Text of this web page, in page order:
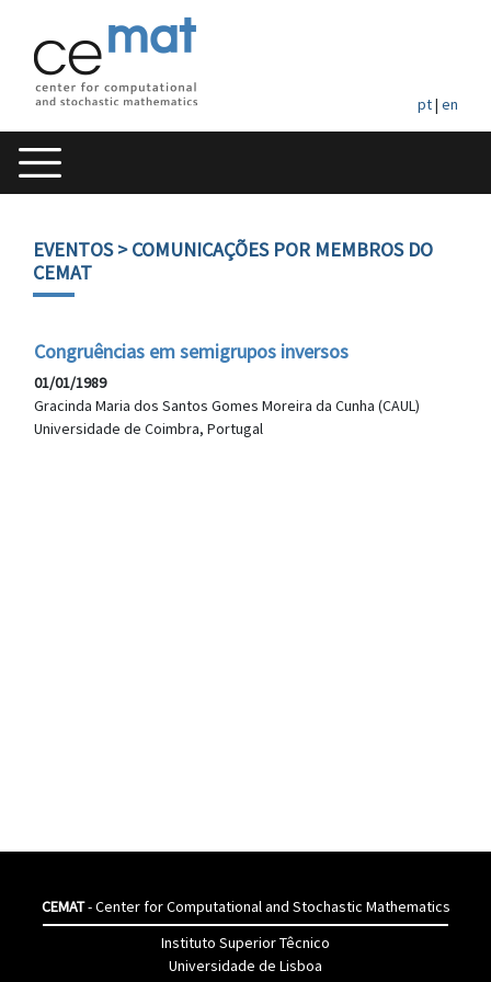
pt| en
EVENTOS> COMUNICAÇÕES POR MEMBROS DO
CEMAT
Congruências em semigrupos inversos
01/01/1989
Gracinda Maria dos Santos Gomes Moreira da Cunha (CAUL)
Universidade de Coimbra, Portugal
CEMAT- Center for Computational and Stochastic Mathematics
Instituto Superior Têcnico
Universidade de Lisboa